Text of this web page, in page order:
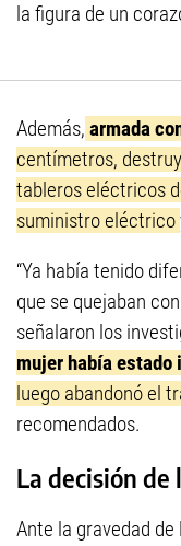
la figura de un
Además, armada
centímetros,
tableros eléctricos
suministro eléctrico
“Ya había tenido
que se quejaban
señalaron los
mujer había estado
luego abandonó el
recomendados.
La decisión de
Ante la gravedad